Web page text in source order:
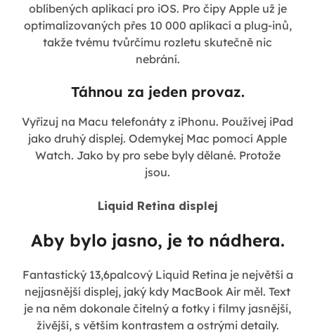
oblíbených aplikací pro iOS. Pro čipy Apple už je
optimalizovaných přes 10 000 aplikací a plug-inů,
takže tvému tvůrčímu rozletu skutečně nic
nebrání.
Táhnou za jeden provaz.
Vyřizuj na Macu telefonáty z iPhonu. Používej iPad
jako druhý displej. Odemykej Mac pomocí Apple
Watch. Jako by pro sebe byly dělané. Protože
jsou.
Liquid Retina displej
Aby bylo jasno, je to nádhera.
Fantastický 13,6palcový Liquid Retina je největší a
nejjasnější displej, jaký kdy MacBook Air měl. Text
je na něm dokonale čitelný a fotky i filmy jasnější,
živější, s větším kontrastem a ostrými detaily.